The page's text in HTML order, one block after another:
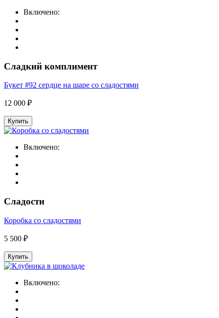
Включено:
Сладкий комплимент
Букет #92 сердце на шаре со сладостями
12 000 ₽
Купить
Включено:
Сладости
Коробка со сладостями
5 500 ₽
Купить
Включено: